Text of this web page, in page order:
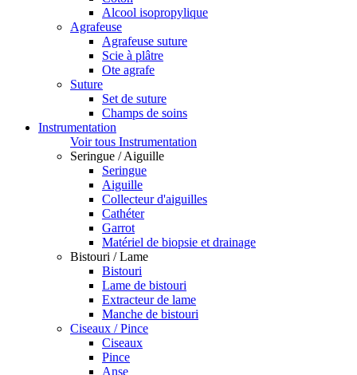
Alcool isopropylique
Agrafeuse
Agrafeuse suture
Scie à plâtre
Ote agrafe
Suture
Set de suture
Champs de soins
Instrumentation
Voir tous Instrumentation
Seringue / Aiguille
Seringue
Aiguille
Collecteur d'aiguilles
Cathéter
Garrot
Matériel de biopsie et drainage
Bistouri / Lame
Bistouri
Lame de bistouri
Extracteur de lame
Manche de bistouri
Ciseaux / Pince
Ciseaux
Pince
Anse